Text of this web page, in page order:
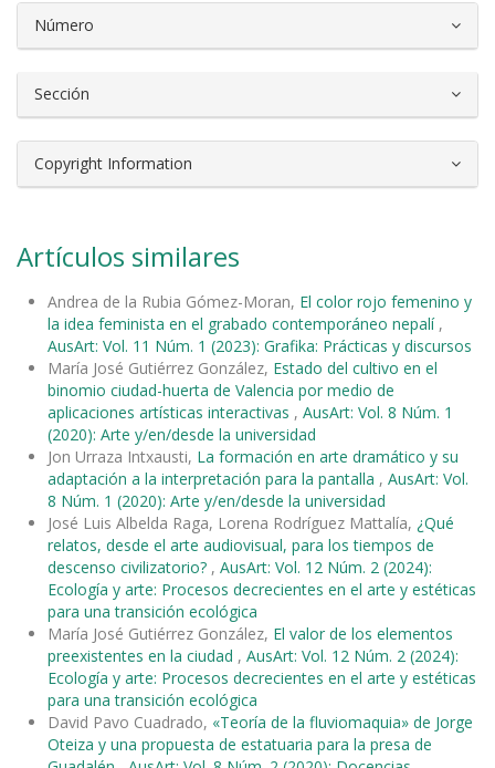
Número
Sección
Copyright Information
Artículos similares
Andrea de la Rubia Gómez-Moran, El color rojo femenino y
la idea feminista en el grabado contemporáneo nepalí ,
AusArt: Vol. 11 Núm. 1 (2023): Grafika: Prácticas y discursos
María José Gutiérrez González, Estado del cultivo en el
binomio ciudad-huerta de Valencia por medio de
aplicaciones artísticas interactivas , AusArt: Vol. 8 Núm. 1
(2020): Arte y/en/desde la universidad
Jon Urraza Intxausti, La formación en arte dramático y su
adaptación a la interpretación para la pantalla , AusArt: Vol.
8 Núm. 1 (2020): Arte y/en/desde la universidad
José Luis Albelda Raga, Lorena Rodríguez Mattalía, ¿Qué
relatos, desde el arte audiovisual, para los tiempos de
descenso civilizatorio? , AusArt: Vol. 12 Núm. 2 (2024):
Ecología y arte: Procesos decrecientes en el arte y estéticas
para una transición ecológica
María José Gutiérrez González, El valor de los elementos
preexistentes en la ciudad , AusArt: Vol. 12 Núm. 2 (2024):
Ecología y arte: Procesos decrecientes en el arte y estéticas
para una transición ecológica
David Pavo Cuadrado, «Teoría de la fluviomaquia» de Jorge
Oteiza y una propuesta de estatuaria para la presa de